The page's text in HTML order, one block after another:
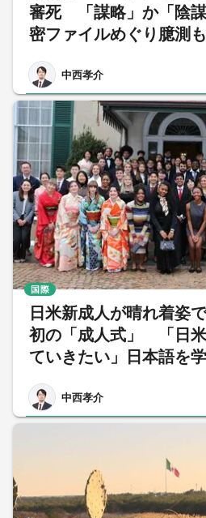
審死 「謀略」か「陰
密ファイルめぐり臆測
中西孝介
日米新成人が晴れ着姿
初の「成人式」 「日
ていきたい」日本語を
中西孝介
国際